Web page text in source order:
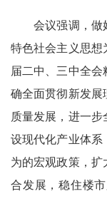
会议强调，做好
特色社会主义思想
届二中、三中全
确全面贯彻新发展
质量发展，进一
设现代化产业体系
为的宏观政策，扩
合发展，稳住楼